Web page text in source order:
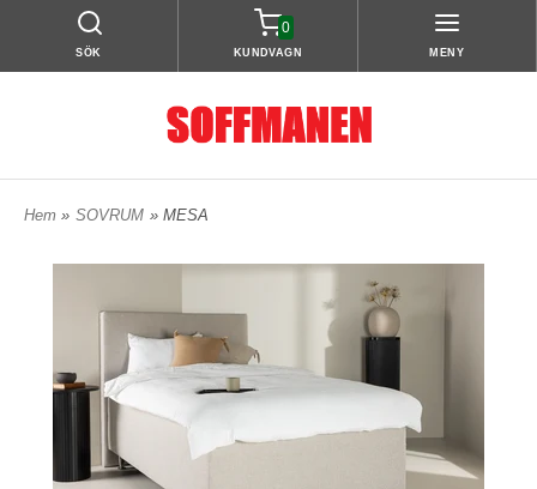
SÖK
0
KUNDVAGN MENY
Hem » SOVRUM » MESA